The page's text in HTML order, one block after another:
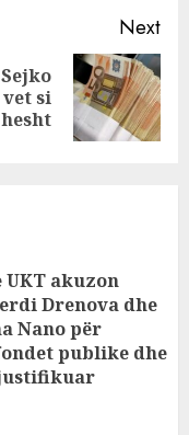
Next
si
UKT akuzon
Drenova dhe
Nano për
publike dhe